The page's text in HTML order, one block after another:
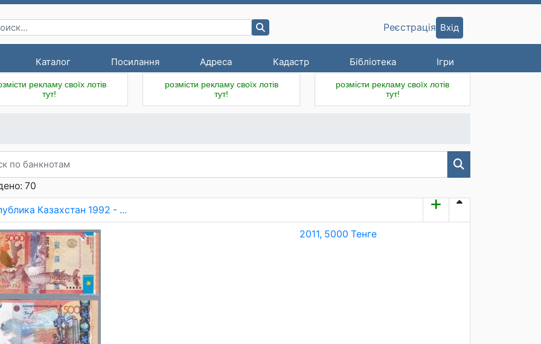
Каталог Посилання Адреса Кадастр Бібліотека Ігри
Реєстрація Вхід
рекламу своїх лотів
тут!
розмісти рекламу своїх лотів
тут!
розмісти рекламу своїх лотів
тут!
70
Казахстан 1992 - ...
2011, 5000 Тенге